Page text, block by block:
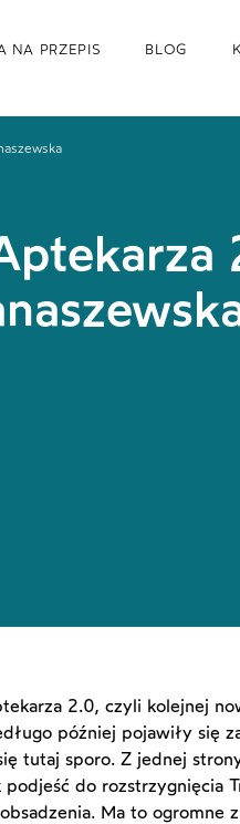
NA PRZEPIS BLOG
2.0, czyli kolejnej
później pojawiły się
tutaj sporo. Z jednej
do rozstrzygnięcia
Ma to ogromne